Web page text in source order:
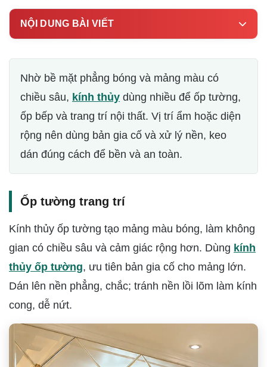
NỘI DUNG BÀI VIẾT
Nhờ bề mặt phẳng bóng và mảng màu có
chiều sâu, kính thủy dùng nhiều để ốp tường,
ốp bếp và trang trí nội thất. Vị trí ẩm hoặc diện
rộng nên dùng bản gia cố và xử lý nền, keo
dán đúng cách để bền và an toàn.
Ốp tường trang trí
Kính thủy ốp tường tạo mảng màu bóng, làm không
gian có chiều sâu và cảm giác rộng hơn. Dùng kính
thủy ốp tường, ưu tiên bản gia cố cho mảng lớn.
Dán lên nền phẳng, chắc; tránh nền lồi lõm làm kính
cong, dễ nứt.